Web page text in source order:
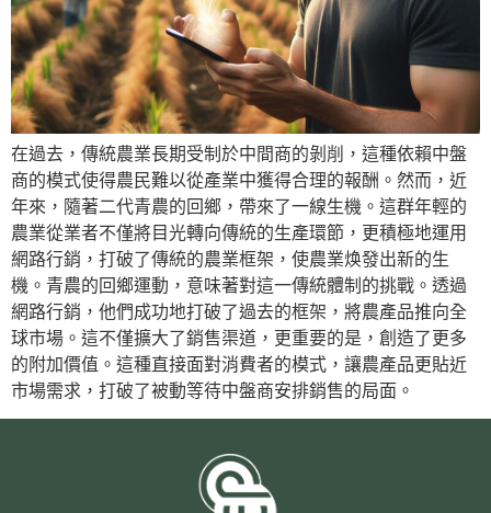
在過去，傳統農業長期受制於中間商的剝削，這種依賴中盤
商的模式使得農民難以從產業中獲得合理的報酬。然而，近
年來，隨著二代青農的回鄉，帶來了一線生機。這群年輕的
農業從業者不僅將目光轉向傳統的生產環節，更積極地運用
網路行銷，打破了傳統的農業框架，使農業焕發出新的生
機。青農的回鄉運動，意味著對這一傳統體制的挑戰。透過
網路行銷，他們成功地打破了過去的框架，將農產品推向全
球市場。這不僅擴大了銷售渠道，更重要的是，創造了更多
的附加價值。這種直接面對消費者的模式，讓農產品更貼近
市場需求，打破了被動等待中盤商安排銷售的局面。